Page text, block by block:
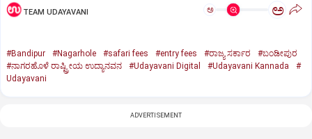
TEAM UDAYAVANI ಅ ಅ
#Bandipur #Nagarhole #safari fees #entry fees #ರಾಜ್ಯ ಸರ್ಕಾರ
#ಬಂಡೀಪುರ
#ನಾಗರಹೊಳೆ ರಾಷ್ಟ್ರೀಯ ಉದ್ಯಾನವನ
#Udayavani Digital #Udayavani Kannada
#
Udayavani
ADVERTISEMENT